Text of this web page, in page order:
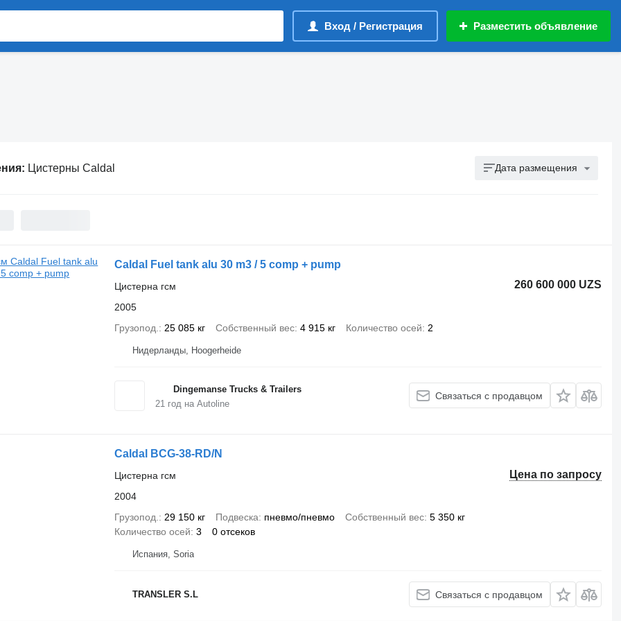
Вход / Регистрация Разместить объявление
Цистерны Caldal Дата размещения
Caldal Fuel tank alu 30 m3 / 5 comp + pump
260 600 000 UZS
Цистерна гсм
2005
Грузопод.
25 085 кг Собственный вес 4 915 кг Количество осей 2
Нидерланды, Hoogerheide
Dingemanse Trucks & Trailers
21год на Autoline
Связаться с продавцом
Caldal BCG-38-RD/N
Цена по запросу
Цистерна гсм
2004
Грузопод.
29 150 кг Подвеска пневмо/пневмо Собственный вес 5 350 кг
Количество осей 3 0 отсеков
Испания, Soria
TRANSLER S.L Связаться с продавцом